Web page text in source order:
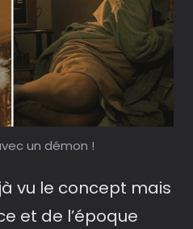
un démon !
vu le concept mais
et de l’époque